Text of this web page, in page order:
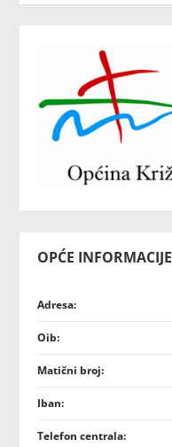
OPĆE INFORMACIJE
Adresa:
Oib:
Matični broj:
Iban:
Telefon centrala: